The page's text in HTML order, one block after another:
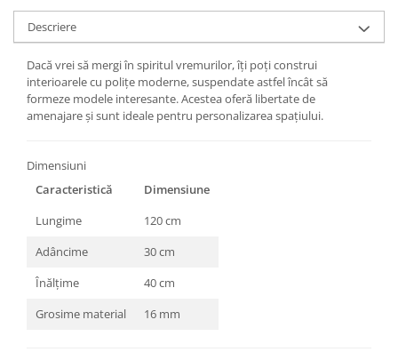
Descriere
Dacă vrei să mergi în spiritul vremurilor, îți poți construi
interioarele cu polițe moderne, suspendate astfel încât să
formeze modele interesante. Acestea oferă libertate de
amenajare și sunt ideale pentru personalizarea spațiului.
Dimensiuni
Caracteristică
Dimensiune
Lungime
120 cm
Adâncime
30 cm
Înălțime
40 cm
Grosime material
16 mm